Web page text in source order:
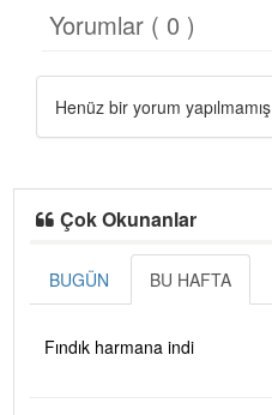
Yorumlar ( 0 )
Henüz bir yorum yapılmamış
Çok Okunanlar
BUGÜN BU HAFTA
Fındık harmana indi